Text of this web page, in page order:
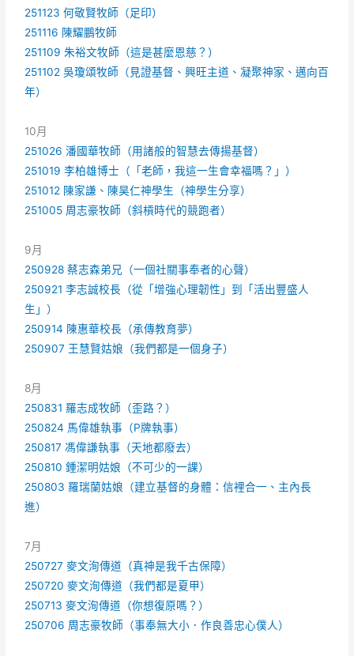
251123 何敬賢牧師（足印）
251116 陳耀鵬牧師
251109 朱裕文牧師（這是甚麼恩慈？）
251102 吳瓊頌牧師（見證基督、興旺主道、凝聚神家、邁向百
年）
10月
251026 潘國華牧師（用諸般的智慧去傳揚基督）
251019 李柏雄博士（「老師，我這一生會幸福嗎？」）
251012 陳家謙、陳昊仁神學生（神學生分享）
251005 周志豪牧師（斜槓時代的競跑者）
9月
250928 蔡志森弟兄（一個社關事奉者的心聲）
250921 李志誠校長（從「增強心理韌性」到「活出豐盛人
生」）
250914 陳惠華校長（承傳教育夢）
250907 王慧賢姑娘（我們都是一個身子）
8月
250831 羅志成牧師（歪路？）
250824 馬偉雄執事（P牌執事）
250817 馮偉謙執事（天地都廢去）
250810 鍾潔明姑娘（不可少的一課）
250803 羅瑞蘭姑娘（建立基督的身體：信裡合一、主內長
進）
7月
250727 麥文洵傳道（真神是我千古保障）
250720 麥文洵傳道（我們都是夏甲）
250713 麥文洵傳道（你想復原嗎？）
250706 周志豪牧師（事奉無大小．作良善忠心僕人）